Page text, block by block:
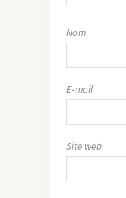
Nom
E-mail
Site web